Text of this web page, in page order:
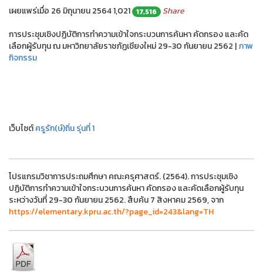
เผยแพร่เมื่อ 26 มิถุนายน 25641,021 17,516
Share
การประชุมเชิงปฏิบัติการทำความเข้าใจกระบวนการค้นหา คัดกรอง และคัด
เลือกผู้รับทุน ณ มหาวิทยาลัยราชภัฏเชียงใหม่ 29-30 กันยายน 2562 |ภาพ
กิจกรรม
เว็บไซต์ครูรัก(ษ์)ถิ่น รุ่นที่ 1
โปรแกรมวิชาการประถมศึกษา คณะครุศาสตร์. (2564). การประชุมเชิง
ปฏิบัติการทำความเข้าใจกระบวนการค้นหา คัดกรอง และคัดเลือกผู้รับทุน
ระหว่างวันที่ 29-30 กันยายน 2562. สืบค้น 7 สิงหาคม 2569, จาก
https://elementary.kpru.ac.th/?page_id=243&lang=TH